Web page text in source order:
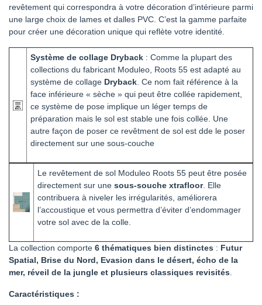
revêtement qui correspondra à votre décoration d’intérieure parmi
une large choix de lames et dalles PVC. C’est la gamme parfaite
pour créer une décoration unique qui reflète votre identité.
Système de collage Dryback : Comme la plupart des
collections du fabricant Moduleo, Roots 55 est adapté au
système de collage Dryback . Ce nom fait référence à la
face inférieure « sèche » qui peut être collée rapidement,
ce système de pose implique un léger temps de
préparation mais le sol est stable une fois collée. Une
autre façon de poser ce revêtment de sol est dde le poser
directement sur une sous-couche
Le revêtement de sol Moduleo Roots 55 peut être posée
directement sur une sous-souche xtrafloor. Elle
contribuera à niveler les irrégularités, améliorera
l’accoustique et vous permettra d’éviter d’endommager
votre sol avec de la colle.
La collection comporte 6 thématiques bien distinctes : Futur
Spatial, Brise du Nord, Evasion dans le désert, écho de la
mer, réveil de la jungle et plusieurs classiques revisités
Caractéristiques :